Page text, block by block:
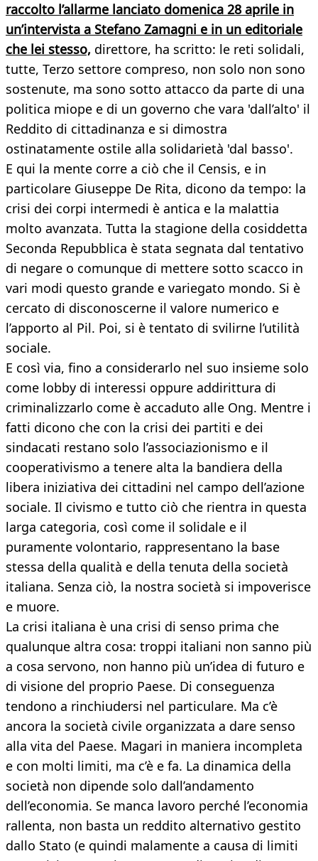
raccolto l’allarme lanciato domenica 28 aprile in
un’intervista a Stefano Zamagni e in un editoriale
che lei stesso, direttore, ha scritto: le reti solidali,
tutte, Terzo settore compreso, non solo non sono
sostenute, ma sono sotto attacco da parte di una
politica miope e di un governo che vara 'dall’alto' il
Reddito di cittadinanza e si dimostra
ostinatamente ostile alla solidarietà 'dal basso'.
E qui la mente corre a ciò che il Censis, e in
particolare Giuseppe De Rita, dicono da tempo: la
crisi dei corpi intermedi è antica e la malattia
molto avanzata. Tutta la stagione della cosiddetta
Seconda Repubblica è stata segnata dal tentativo
di negare o comunque di mettere sotto scacco in
vari modi questo grande e variegato mondo. Si è
cercato di disconoscerne il valore numerico e
l’apporto al Pil. Poi, si è tentato di svilirne l’utilità
sociale.
E così via, fino a considerarlo nel suo insieme solo
come lobby di interessi oppure addirittura di
criminalizzarlo come è accaduto alle Ong. Mentre i
fatti dicono che con la crisi dei partiti e dei
sindacati restano solo l’associazionismo e il
cooperativismo a tenere alta la bandiera della
libera iniziativa dei cittadini nel campo dell’azione
sociale. Il civismo e tutto ciò che rientra in questa
larga categoria, così come il solidale e il
puramente volontario, rappresentano la base
stessa della qualità e della tenuta della società
italiana. Senza ciò, la nostra società si impoverisce
e muore.
La crisi italiana è una crisi di senso prima che
qualunque altra cosa: troppi italiani non sanno più
a cosa servono, non hanno più un’idea di futuro e
di visione del proprio Paese. Di conseguenza
tendono a rinchiudersi nel particulare. Ma c’è
ancora la società civile organizzata a dare senso
alla vita del Paese. Magari in maniera incompleta
e con molti limiti, ma c’è e fa. La dinamica della
società non dipende solo dall’andamento
dell’economia. Se manca lavoro perché l’economia
rallenta, non basta un reddito alternativo gestito
dallo Stato (e quindi malamente a causa di limiti